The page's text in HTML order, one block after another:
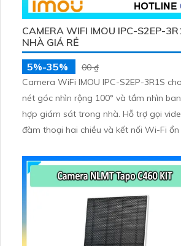
CAMERA WIFI IMOU IPC-S2EP-
NHÀ GIÁ RẺ
5%-35%
00 ₫
Camera WiFi IMOU IPC-S2EP-3R1S
nét góc nhìn rộng 100° và tầm nhìn
hợp giám sát trong nhà. Hỗ trợ gọi video một chạm
đàm thoại hai chiều và kết nối Wi-Fi
256GB hoặc lưu đám mây dễ lắp đặt
phòng nhỏ.